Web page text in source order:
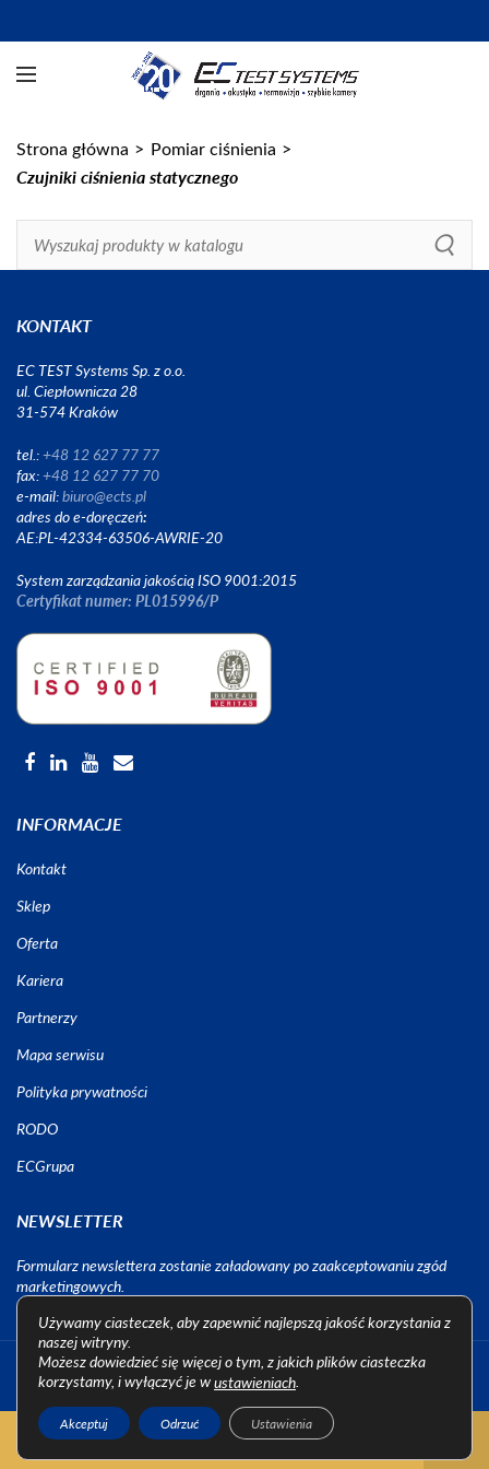
Strona główna Pomiar ciśnienia
Czujniki ciśnienia statycznego
Nie znaleziono produktów, których szukasz.
KONTAKT
EC TEST Systems Sp. z o.o.
ul. Ciepłownicza 28
31-574 Kraków
tel.:+48 12 627 77 77
fax:+48 12 627 77 70
e-mail:biuro@ects.pl
adres do e-doręczeń:
AE:PL-42334-63506-AWRIE-20
System zarządzania jakością ISO 9001:2015
Certyfikat numer: PL015996/P
INFORMACJE
Kontakt
Sklep
Oferta
Kariera
Partnerzy
Mapa serwisu
Polityka prywatności
RODO
ECGrupa
NEWSLETTER
Formularz newslettera zostanie załadowany po zaakceptowaniu zgód
marketingowych.
Wszystkie prawa zastrzeżone 2013-2022 - EC TEST Systems Sp. z o.o.
Agencja interaktywna
Używamy ciasteczek, aby zapewnić najlepszą jakość korzystania z
naszej witryny.
Możesz dowiedzieć się więcej o tym, z jakich plików ciasteczka
korzystamy, i wyłączyć je wustawieniach
Akceptuj Odrzuć Ustawienia